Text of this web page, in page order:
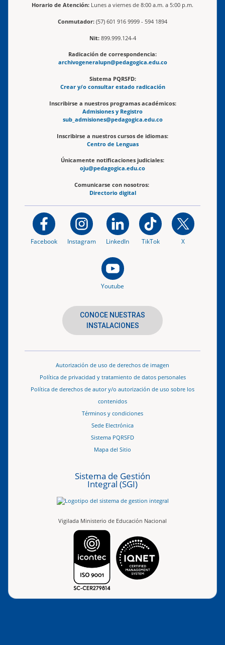
Horario de Atención: Lunes a viernes de 8:00 a.m. a 5:00 p.m.
Conmutador: (57) 601 916 9999 - 594 1894
Nit:899.999.124-4
Radicación de correspondencia:
archivogeneralupn@pedagogica.edu.co
Sistema PQRSFD:
Crear y/o consultar estado radicación
Inscribirse a nuestros programas académicos:
Admisiones y Registro
sub_admisiones@pedagogica.edu.co
Inscribirse a nuestros cursos de idiomas:
Centro de Lenguas
Únicamente notificaciones judiciales:
oju@pedagogica.edu.co
Comunicarse con nosotros:
Directorio digital
Facebook Instagram LinkedIn TikTok X
Youtube
CONOCE NUESTRAS
INSTALACIONES
Autorización de uso de derechos de imagen
Política de privacidad y tratamiento de datos personales
Política de derechos de autor y/o autorización de uso sobre los
contenidos
Términos y condiciones
Sede Electrónica
Sistema PQRSFD
Mapa del Sitio
Sistema de Gestión
Integral (SGI)
Vigilada Ministerio de Educación Nacional